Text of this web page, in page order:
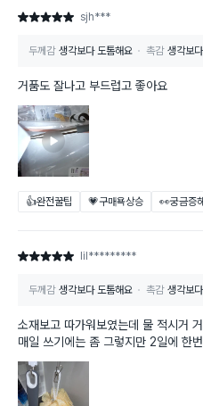
별점 5점 sjh***
두께감 생각보다 도톰해요 촉감 생각보
거품도 잘나고 부드럽고 좋아요
👍완전꿀팁 💗구매욕상승 👀궁금증
별점 5점 lil*********
두께감 생각보다 도톰해요 촉감 생각보
소재보고 따가워보였는데 물 적시거
매일 쓰기에는 좀 그렇지만 2일에 한